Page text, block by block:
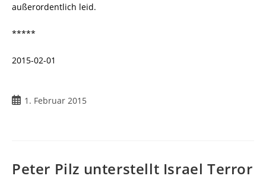
außerordentlich leid.
*****
2015-02-01
Beitrag1. Februar 2015
Peter Pilz unterstellt Israel Terror